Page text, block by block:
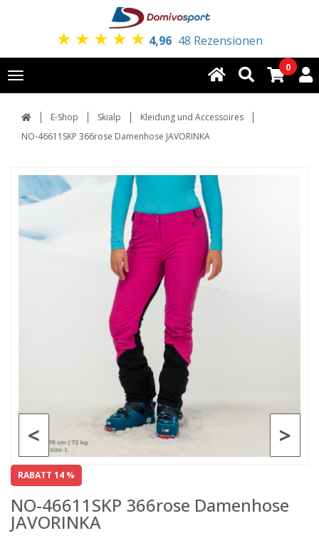
★ ★ ★ ★ ★ 4,96 48 Rezensionen
Toggle
navigation
0
E-Shop Skialp
Kleidung und Accessoires
NO-46611SKP 366rose Damenhose JAVORINKA
>
<
RABATT 14 %
NO-46611SKP 366rose Damenhose
JAVORINKA